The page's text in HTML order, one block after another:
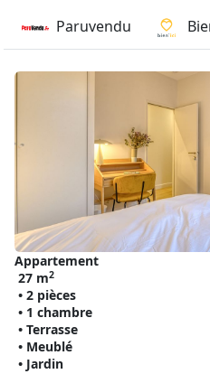
Paruvendu
Appartement
27 m2
• 2 pièces
• 1 chambre
• Terrasse
• Meublé
• Jardin